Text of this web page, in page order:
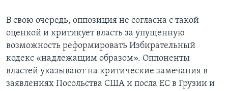
В свою очередь, оппозиция не согласна с такой
оценкой и критикует власть за упущенную
возможность реформировать Избирательный
кодекс «надлежащим образом». Оппоненты
властей указывают на критические замечания в
заявлениях Посольства США и посла ЕС в Грузии и